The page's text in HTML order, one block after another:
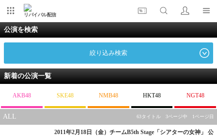
リバイバル配信
公演を検索
絞り込み検索
新着の公演一覧
AKB48 SKE48 NMB48 HKT48 NGT48
ALL 63タイトル 3ページ中 1ページ目
2011年2月18日（金）チームB5th Stage「シアターの女神」 公